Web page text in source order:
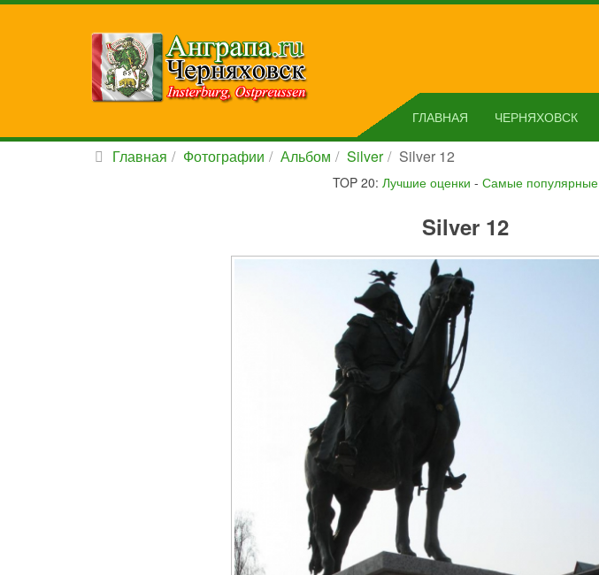
ГЛАВНАЯ ЧЕРНЯХОВСК
Главная Фотографии Альбом Silver Silver 12
TOP 20: Лучшие оценки - Самые популярные
Silver 12